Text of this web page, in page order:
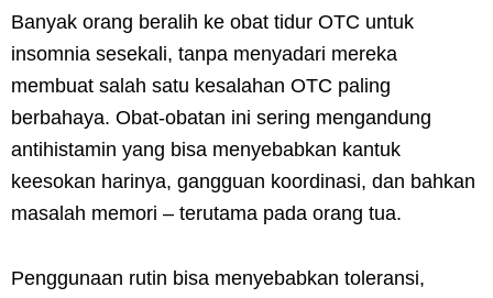
Banyak orang beralih ke obat tidur OTC untuk
insomnia sesekali, tanpa menyadari mereka
membuat salah satu kesalahan OTC paling
berbahaya. Obat-obatan ini sering mengandung
antihistamin yang bisa menyebabkan kantuk
keesokan harinya, gangguan koordinasi, dan bahkan
masalah memori – terutama pada orang tua.
Penggunaan rutin bisa menyebabkan toleransi,